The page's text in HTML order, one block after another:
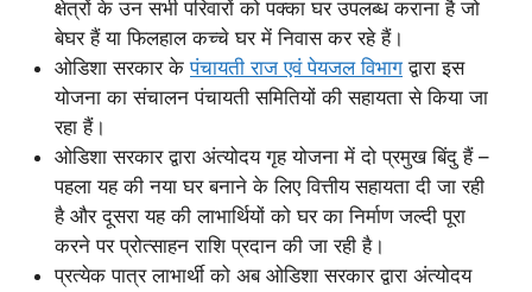
क्षेत्रों के उन सभी परिवारों को पक्का घर उपलब्ध कराना है जो
बेघर हैं या फिलहाल कच्चे घर में निवास कर रहे हैं।
ओडिशा सरकार केपंचायती राज एवं पेयजल विभाग द्वारा इस
योजना का संचालन पंचायती समितियों की सहायता से किया जा
रहा हैं।
ओडिशा सरकार द्वारा अंत्योदय गृह योजना में दो प्रमुख बिंदु हैं –
पहला यह की नया घर बनाने के लिए वित्तीय सहायता दी जा रही
है और दूसरा यह की लाभार्थियों को घर का निर्माण जल्दी पूरा
करने पर प्रोत्साहन राशि प्रदान की जा रही है।
प्रत्येक पात्र लाभार्थी को अब ओडिशा सरकार द्वारा अंत्योदय